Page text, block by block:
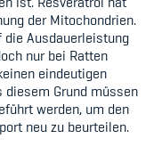
der Mitochondrien.
Ausdauerleistung
nur bei Ratten
eindeutigen
Grund müssen
werden, um den
neu zu beurteilen.